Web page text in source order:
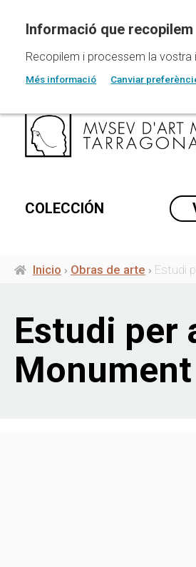
principal
COLECCIÓN
Ruta
navegación
Inicio Obras de arte Estudi
Estudi per
Recopilem i processem la vostra
Més informació Canviar